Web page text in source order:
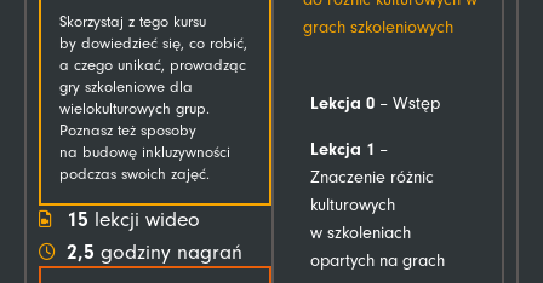
Skorzystaj z tego kursu
by dowiedzieć się, co robić,
a czego unikać, prowadząc
gry szkoleniowe dla
wielokulturowych grup.
Poznasz też sposoby
na budowę inkluzywności
podczas swoich zajęć.
15 lekcji wideo
2,5 godziny nagrań
grach szkoleniowych
Lekcja 0 – Wstęp
Lekcja 1 –
Znaczenie różnic
kulturowych
w szkoleniach
opartych na grach